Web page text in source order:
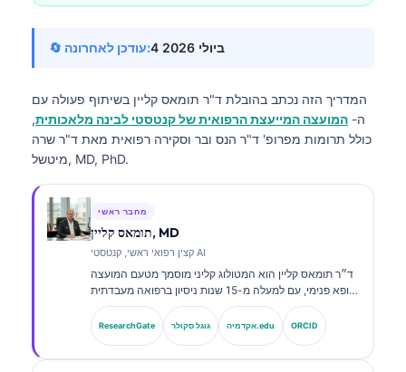
🔄 עודכן לאחרונה: 4 ביולי 2026
המדריך הזה נכתב בהובלת ד"ר תומאס קליין בשיתוף פעולה עם
ה- המועצה המייעצת הרפואית של קנטסטי לבינה מלאכותית,
כולל תרומות מפרופ' ד"ר הנס ובר וסקירה רפואית מאת ד"ר שרה
מיטשל, MD, PhD.
מחבר ראשי
תומאס קליין, MD
קצין רפואי ראשי, קנטסטי AI
ד״ר תומאס קליין הוא המטולוג קליני מוסמך מטעם המועצה
ורופא פנימי, עם למעלה מ-15 שנות ניסיון ברפואה מעבדתית
ובניתוח קליני בסיוע בינה מלאכותית. כמנהל הרפואה הראשי
ב-Kantesti AI, הוא מספק פיקוח קליני על הדיוק הרפואי של
רשת הנוירונים הקניינית. ד״ר קליין פרסם רבות בנושאי
ResearchGate גוגל סקולר אקדמיה.edu ORCID